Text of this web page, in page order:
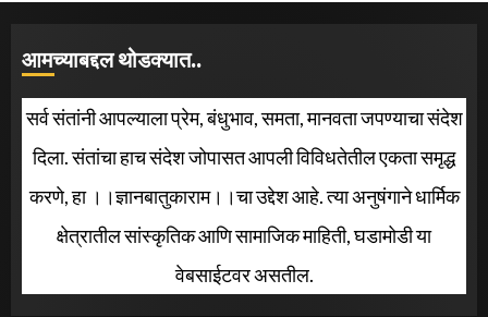
आमच्याबद्दल थोडक्यात..
सर्व संतांनी आपल्याला प्रेम, बंधुभाव, समता, मानवता जपण्याचा संदेश
दिला. संतांचा हाच संदेश जोपासत आपली विविधतेतील एकता समृद्ध
करणे, हा ।।ज्ञानबातुकाराम।।चा उद्देश आहे. त्या अनुषंगाने धार्मिक
क्षेत्रातील सांस्कृतिक आणि सामाजिक माहिती, घडामोडी या
वेबसाईटवर असतील.